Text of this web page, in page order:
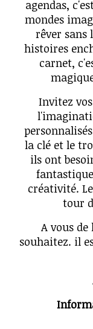
agendas,
mondes
rêver sans
histoires
carnet,
Invitez
la clé et le
ils ont
créativité.
tour
A vous
souhaitez. il